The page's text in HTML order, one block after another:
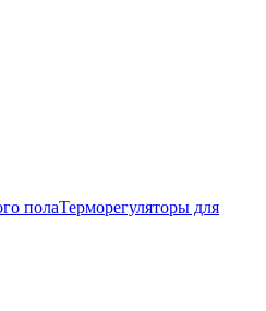
полаТерморегуляторы для